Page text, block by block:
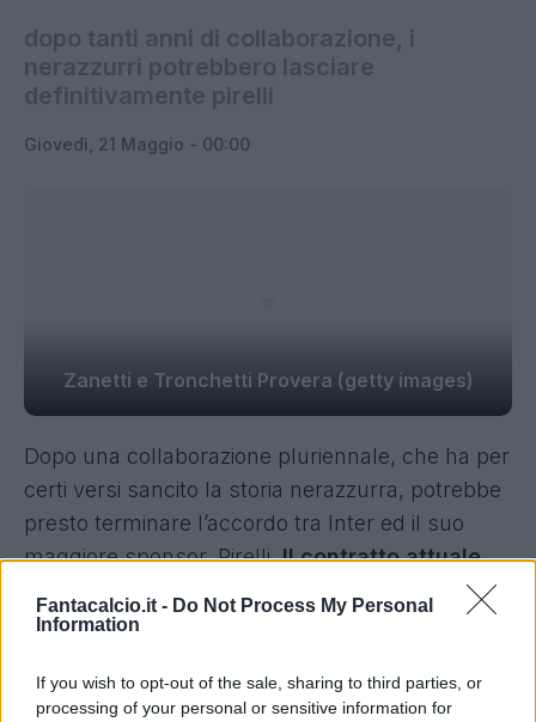
Fantacalcio.it - Do Not Process My Personal
Information
If you wish to opt-out of the sale, sharing to third parties, or
processing of your personal or sensitive information for
dopo tanti anni di collaborazione, i
nerazzurri potrebbero lasciare
definitivamente pirelli
Giovedì, 21 Maggio - 00:00
Zanetti e Tronchetti Provera (getty images)
Dopo una collaborazione pluriennale, che ha per
certi versi sancito la storia nerazzurra, potrebbe
presto terminare l’accordo tra Inter ed il suo
maggiore sponsor, Pirelli.Il contratto attuale
con l’azienda di pneumatici
che presto dovrà versare
14 milioni